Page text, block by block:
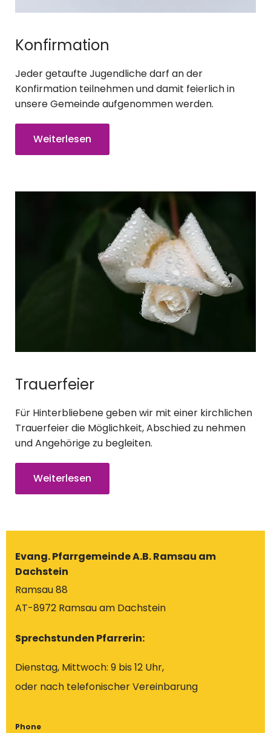
Konfirmation
Jeder getaufte Jugendliche darf an der
Konfirmation teilnehmen und damit feierlich in
unsere Gemeinde aufgenommen werden.
Weiterlesen
Trauerfeier
Für Hinterbliebene geben wir mit einer kirchlichen
Trauerfeier die Möglichkeit, Abschied zu nehmen
und Angehörige zu begleiten.
Weiterlesen
Evang. Pfarrgemeinde A.B. Ramsau am
Dachstein
Ramsau 88
AT-8972 Ramsau am Dachstein
Sprechstunden Pfarrerin:
Dienstag, Mittwoch: 9 bis 12 Uhr,
oder nach telefonischer Vereinbarung
Phone